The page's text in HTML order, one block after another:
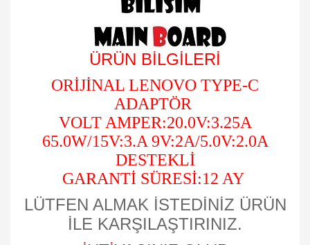
ÜRÜN BİLGİLERİ
ORİJİNAL LENOVO TYPE-C
ADAPTÖR
VOLT AMPER:20.0V:3.25A
65.0W/15V:3.A 9V:2A/5.0V:2.0A
DESTEKLİ
GARANTİ SÜRESİ:12 AY
LÜTFEN ALMAK İSTEDİNİZ ÜRÜN
İLE KARŞILAŞTIRINIZ.